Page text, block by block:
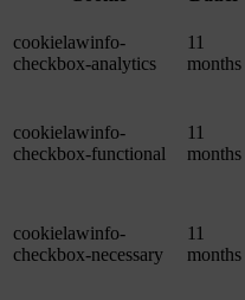
cookielawinfo-
checkbox-analytics
11
months
cookielawinfo-
checkbox-functional
11
months
cookielawinfo-
checkbox-necessary
11
months